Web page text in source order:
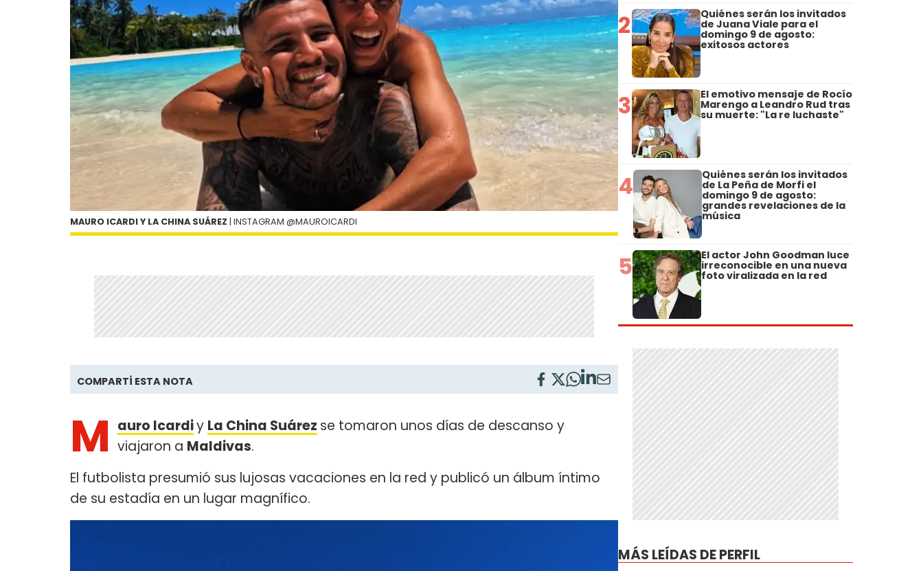
MAURO ICARDI Y LA CHINA SUÁREZ | INSTAGRAM @MAUROICARDI
COMPARTÍ ESTA NOTA
M auro Icardiy La China Suárez se tomaron unos días de descanso y
viajaron a Maldivas.
El futbolista presumió sus lujosas vacaciones en la red y publicó un álbum íntimo
de su estadía en un lugar magnífico.
2 Quiénes serán los invitados
de Juana Viale para el
domingo 9 de agosto:
exitosos actores
3 El emotivo mensaje de Rocío
Marengo a Leandro Rud tras
su muerte: "La re luchaste"
4 Quiénes serán los invitados
de La Peña de Morfi el
domingo 9 de agosto:
grandes revelaciones de la
música
5 El actor John Goodman luce
irreconocible en una nueva
foto viralizada en la red
MÁS LEÍDAS DE PERFIL